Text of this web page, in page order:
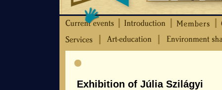
Exhibition of Júlia Szilágyi